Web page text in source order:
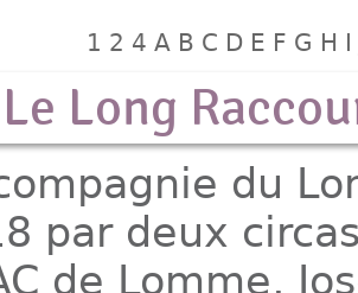
1 2 4 A B C D E F G H
Le Long
du
par deux
de Lomme,